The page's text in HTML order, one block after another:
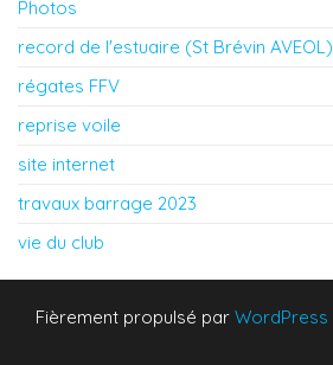
Photos
record de l'estuaire (St Brévin AVEOL)
régates FFV
reprise voile
site internet
travaux barrage 2023
vie du club
Fièrement propulsé par WordPress